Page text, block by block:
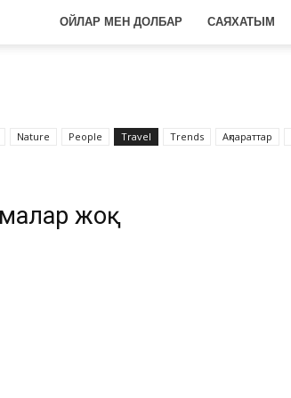
ОЙЛАР МЕН ДОЛБАР САЯХАТЫМ
Nature People Travel Trends Ақпараттар
жоқ